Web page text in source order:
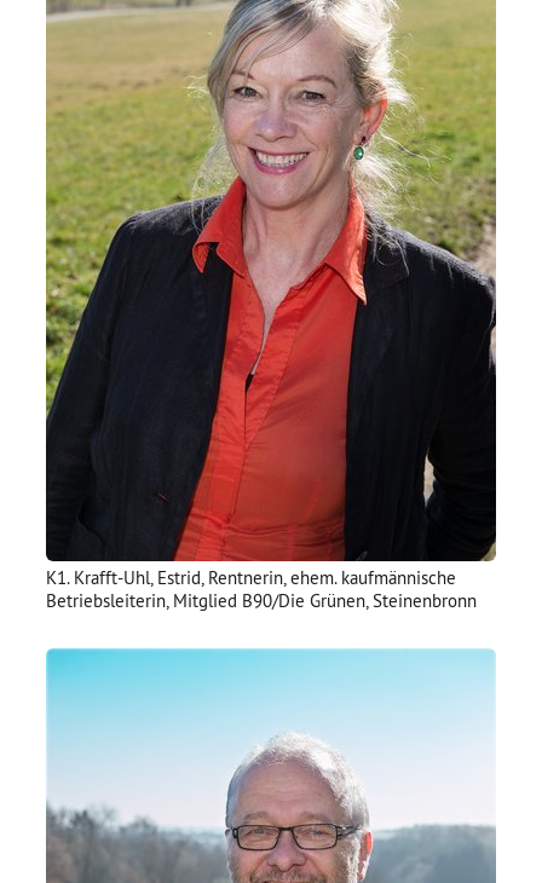
K1. Krafft-Uhl, Estrid, Rentnerin, ehem. kaufmännische
Betriebsleiterin, Mitglied B90/Die Grünen, Steinenbronn